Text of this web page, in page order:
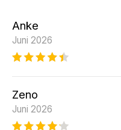
Anke
Juni 2026
Zeno
Juni 2026